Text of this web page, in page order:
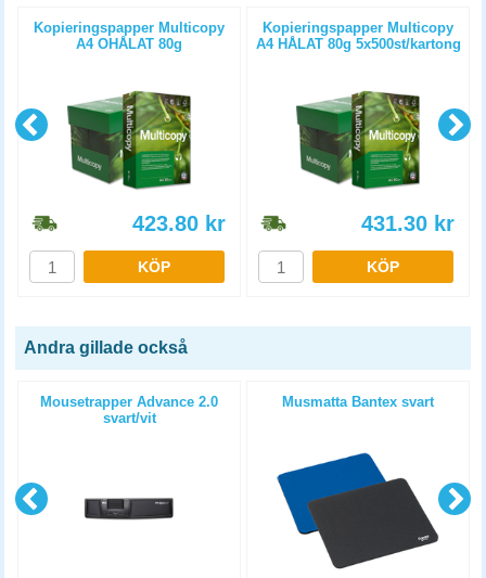
Kopieringspapper Multicopy
A4 OHÅLAT 80g
423.80 kr
KÖP
Kopieringspapper Multicopy
A4 HÅLAT 80g 5x500st/kartong
431.30 kr
KÖP
Andra gillade också
Mousetrapper Advance 2.0
svart/vit
Musmatta Bantex svart